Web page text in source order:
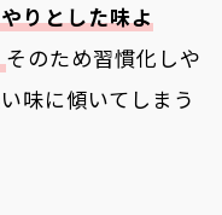
りとした味よ
そのため習慣化しや
味に傾いてしまう